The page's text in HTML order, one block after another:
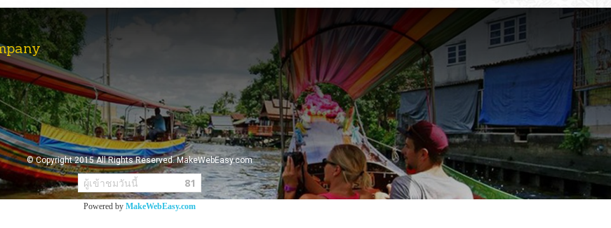
© Copyright 2015 All Rights Reserved. MakeWebEasy.com
ผู้เข้าชมวันนี้ 81
Powered by MakeWebEasy.com